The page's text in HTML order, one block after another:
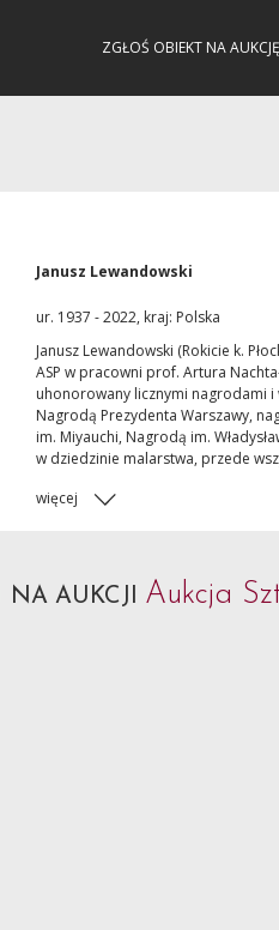
ZGŁOŚ OBIEKT NA AUKCJĘ
Janusz Lewandowski
ur. 1937 - 2022, kraj: Polska
Janusz Lewandowski (Rokicie k.
ASP w pracowni prof. Artura
uhonorowany licznymi nagrodami i
Nagrodą Prezydenta Warszawy,
im. Miyauchi, Nagrodą im.
w dziedzinie malarstwa, przede
więcej
NA AUKCJI Aukcja